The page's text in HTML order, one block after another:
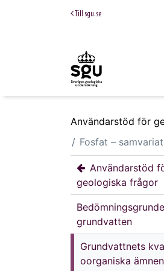
Till sgu.se
Användarstöd för
Fosfat –
Användarstöd
geologiska frågor
grundvatten
Grundvattnets
oorganiska ämnen